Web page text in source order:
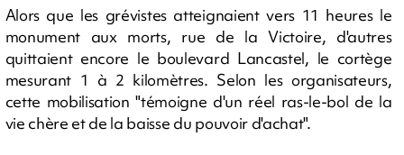
Alors que les grévistes atteignaient vers 11 heures le
monument aux morts, rue de la Victoire, d'autres
quittaient encore le boulevard Lancastel, le cortège
mesurant 1 à 2 kilomètres. Selon les organisateurs,
cette mobilisation "témoigne d'un réel ras-le-bol de la
vie chère et de la baisse du pouvoir d'achat".